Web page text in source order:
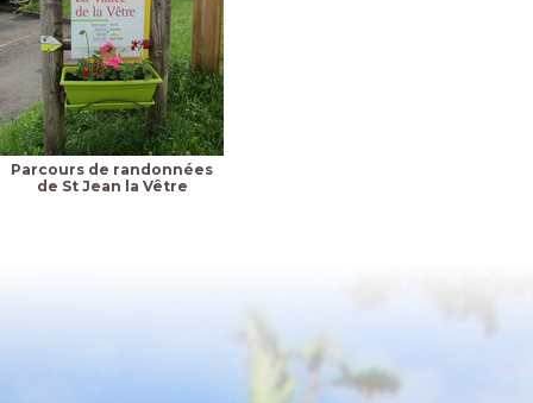
Parcours de randonnées
de St Jean la Vêtre